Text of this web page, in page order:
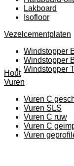
Lakboard
Isofloor
Vezelcementplaten
Windstopper
Windstopper
Windstopper
Hout
Vuren
Vuren C
Vuren SLS
Vuren C ruw
Vuren C
Vuren